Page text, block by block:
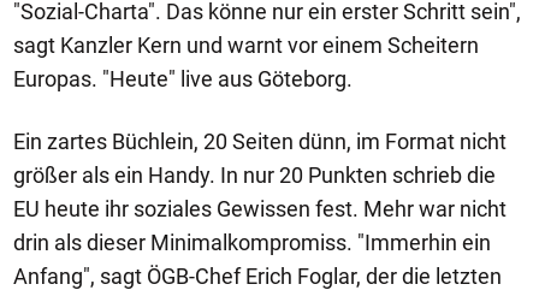
"Sozial-Charta". Das könne nur ein erster Schritt sein",
sagt Kanzler Kern und warnt vor einem Scheitern
Europas. "Heute" live aus Göteborg.
Ein zartes Büchlein, 20 Seiten dünn, im Format nicht
größer als ein Handy. In nur 20 Punkten schrieb die
EU heute ihr soziales Gewissen fest. Mehr war nicht
drin als dieser Minimalkompromiss. "Immerhin ein
Anfang", sagt ÖGB-Chef Erich Foglar, der die letzten